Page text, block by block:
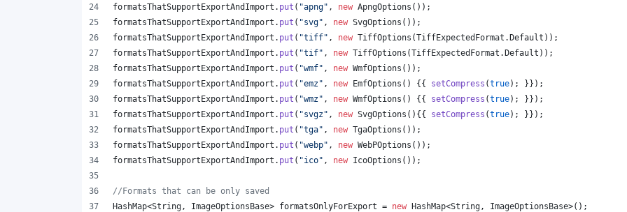
formatsThatSupportExportAndImport . put ( "apng" , new ApngOptions ());
formatsThatSupportExportAndImport . put ( "svg" , new SvgOptions ());
formatsThatSupportExportAndImport . put ( "tiff" , new TiffOptions (TiffExpectedFormat . Default ));
formatsThatSupportExportAndImport . put ( "tif" , new TiffOptions (TiffExpectedFormat . Default ));
formatsThatSupportExportAndImport . put ( "wmf" , new WmfOptions ());
formatsThatSupportExportAndImport . put ( "emz" , new EmfOptions () {{ setCompress (true); }});
formatsThatSupportExportAndImport . put ( "wmz" , new WmfOptions () {{ setCompress (true); }});
formatsThatSupportExportAndImport . put ( "svgz" , new SvgOptions (){{ setCompress (true); }});
formatsThatSupportExportAndImport . put ( "tga" , new TgaOptions ());
formatsThatSupportExportAndImport . put ( "webp" , new WebPOptions ());
formatsThatSupportExportAndImport . put ( "ico" , new IcoOptions ());
//Formats that can be only saved
HashMap<String, ImageOptionsBase> formatsOnlyForExport = new HashMap<String, ImageOptionsBase>();